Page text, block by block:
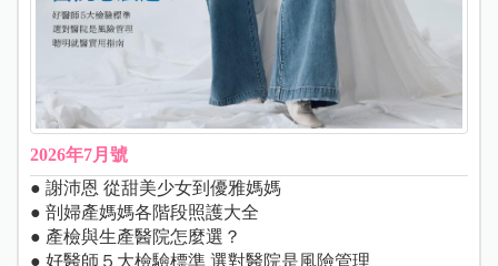
2026年7月號
● 謝沛恩 從甜美少女到優雅媽媽
● 剖婦產媽媽各階段照護大全
● 產檢與生產醫院怎麼選？
● 好醫師５大檢驗標準 選對醫院是風險管理